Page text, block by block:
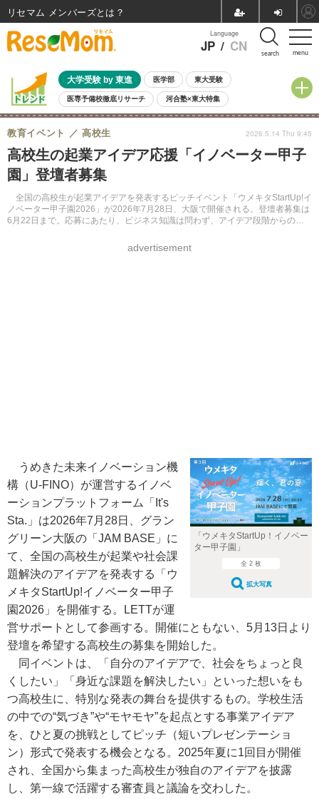
menu
Language
JP / CN search
大学受験 by 東進 医学部 東大受験
医専予備校徹底リサーチ 河合塾×東大特集
親子で考える大学選び 高校受験 中学受験 小学校受験
共通テスト 夏休み
8月開催イベント・WS 全国公立高校 過去問 人気記事
自由研究教材（小学生向け）
高校生の起業アイデア応援「イノベーター甲子
園」登壇者募集
全国の高校生が起業アイデアを発表するピッチイベント「ウメキタStartUp!イ
ノベーター甲子園2026」が2026年7月28日、大阪で開催される。登壇者募集は
6月22日まで。応募にあたり、ビジネス知識は問わず、アイデア段階からの挑
教育イベント 高校生
advertisement
2026.5.14 Thu 9:45
「ウメキタStartUp！イノベー
ター甲子園」
全 2 枚
拡大写真
うめきた未来イノベーション機
構（U-FINO）が運営するイノベ
ーションプラットフォーム「It's
Sta.」は2026年7月28日、グラン
グリーン大阪の「JAM BASE」に
て、全国の高校生が起業や社会課
題解決のアイデアを発表する「ウ
メキタStartUp!イノベーター甲子
園2026」を開催する。LETTが運
営サポートとして参画する。開催にともない、5月13日より
登壇を希望する高校生の募集を開始した。
同イベントは、「自分のアイデアで、社会をちょっと良
くしたい」「身近な課題を解決したい」といった想いをも
つ高校生に、特別な発表の舞台を提供するもの。学校生活
の中での“気づき”や“モヤモヤ”を起点とする事業アイデア
を、ひと夏の挑戦としてピッチ（短いプレゼンテーショ
ン）形式で発表する機会となる。2025年夏に1回目が開催
され、全国から集まった高校生が独自のアイデアを披露
し、第一線で活躍する審査員と議論を交わした。
リセマム メンバーズ